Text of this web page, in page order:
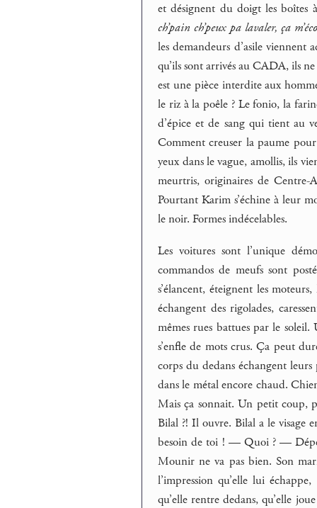
et désignent du doigt les boîtes
ch’pain ch’peux pa lavaler, ça
les demandeurs d’asile
qu’ils sont arrivés au CADA, ils
est une pièce interdite aux
le riz à la poêle ? Le fonio, la
d’épice et de sang qui tient au
Comment creuser la paume
yeux dans le vague, amollis, ils
meurtris, originaires de Centre-
Pourtant Karim s’échine à leur
le noir. Formes indécelables.
Les voitures sont l’unique
commandos de meufs sont
s’élancent, éteignent les
échangent des rigolades,
mêmes rues battues par le soleil.
s’enfle de mots crus. Ça peut
corps du dedans échangent
dans le métal encore chaud.
Mais ça sonnait. Un petit coup,
Bilal ?! Il ouvre. Bilal a le visage
besoin de toi ! — Quoi ? —
Mounir ne va pas bien. Son
l’impression qu’elle lui
qu’elle rentre dedans, qu’elle